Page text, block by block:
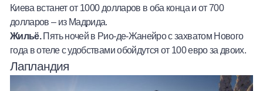
Киева встанет от 1000 долларов в оба конца и от 700
долларов – из Мадрида.
Жильё.Пять ночей в Рио-де-Жанейро с захватом Нового
года в отеле с удобствами обойдутся от 100 евро за двоих.
Лапландия